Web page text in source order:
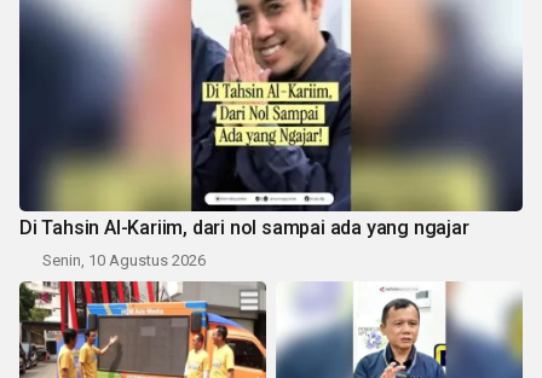
Di Tahsin Al-Kariim, dari nol sampai ada yang ngajar
Senin, 10 Agustus 2026